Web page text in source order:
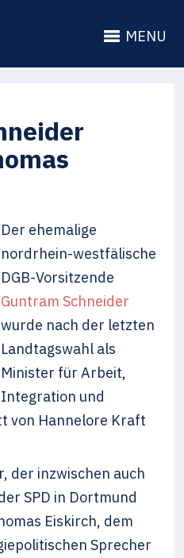
MENU
Der ehemalige
nordrhein-westfälische
DGB-Vorsitzende
Guntram Schneider
wurde nach der letzten
Landtagswahl als
Minister für Arbeit,
Integration und
von Hannelore Kraft
der inzwischen auch
SPD in Dortmund
Eiskirch, dem
Sprecher